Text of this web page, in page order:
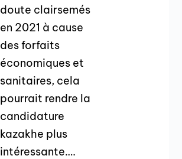
doute clairsemés
en 2021 à cause
des forfaits
économiques et
sanitaires, cela
pourrait rendre la
candidature
kazakhe plus
intéressante….